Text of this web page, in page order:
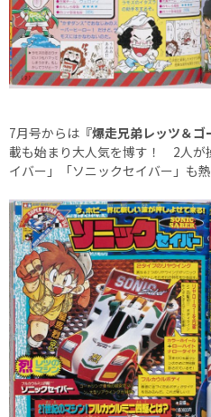
7月号からは 『爆走兄弟レッツ＆ゴ
載も始まり大人気を博す！ 2人が
イバー」「ソニックセイバー」も